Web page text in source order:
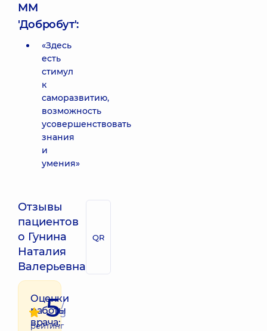
ММ
'Добробут':
«Здесь
есть
стимул
к
саморазвитию,
возможность
усовершенствовать
знания
и
умения»
Отзывы
пациентов
о Гунина
Наталия
Валерьевна
QR
Оценки
работы
врача:
5/
5
рейтинг